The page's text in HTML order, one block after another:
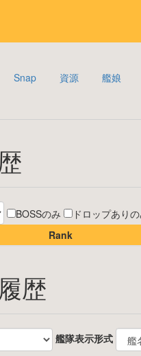
Snap 資源 艦娘
BOSSのみ
ドロップあり
Rank
歴
艦隊表示形式